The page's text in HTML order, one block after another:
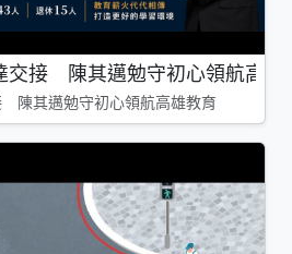
交接 陳其邁勉守初心領航高雄
陳其邁勉守初心領航高雄教育